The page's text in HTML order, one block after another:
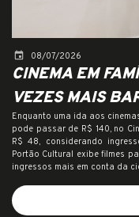
event 08/07/2026
CINEMA EM
VEZES MAIS
Enquanto uma ida aos
pode passar de R$ 140, no
R$ 48, considerando
Portão Cultural exibe filmes
ingressos mais em conta da